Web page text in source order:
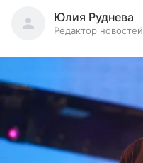
Юлия Руднева
Редактор новостей